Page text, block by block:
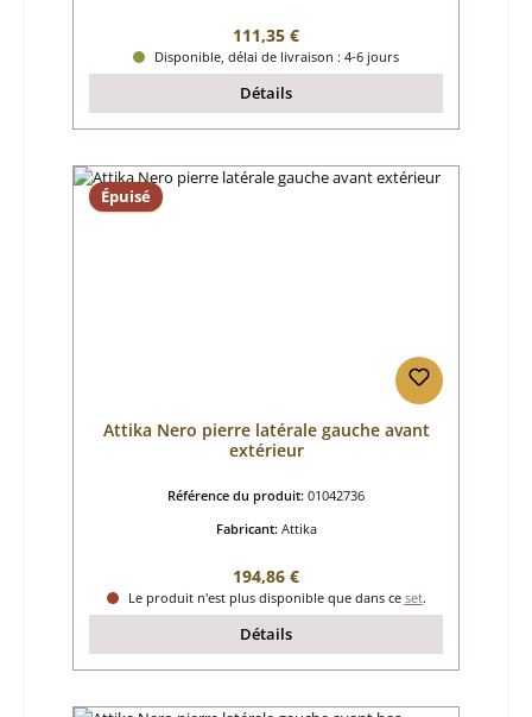
Prix régulier :
111,35 €
Disponible, délai de livraison : 4-6 jours
Détails
Épuisé
Attika Nero pierre latérale gauche avant
extérieur
Référence du produit: 01042736
Fabricant: Attika
Prix régulier :
194,86 €
Le produit n'est plus disponible que dans ce set.
Détails